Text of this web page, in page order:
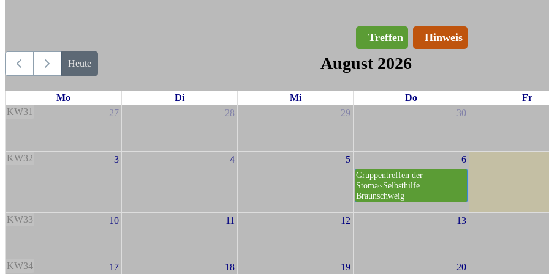
Treffen Hinweis
Heute August 2026
Mo Di Mi Do
Fr
KW31
27 28 29 30
KW32 3 4 5 6
Gruppentreffen der
Stoma~Selbsthilfe
Braunschweig
KW33 10 11 12 13
KW34 17 18 19 20